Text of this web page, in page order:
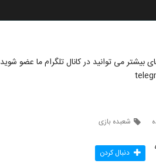
بیشتر می توانید در کانال تلگرام ما عضو شوید
شعبده بازی
دنبال کردن